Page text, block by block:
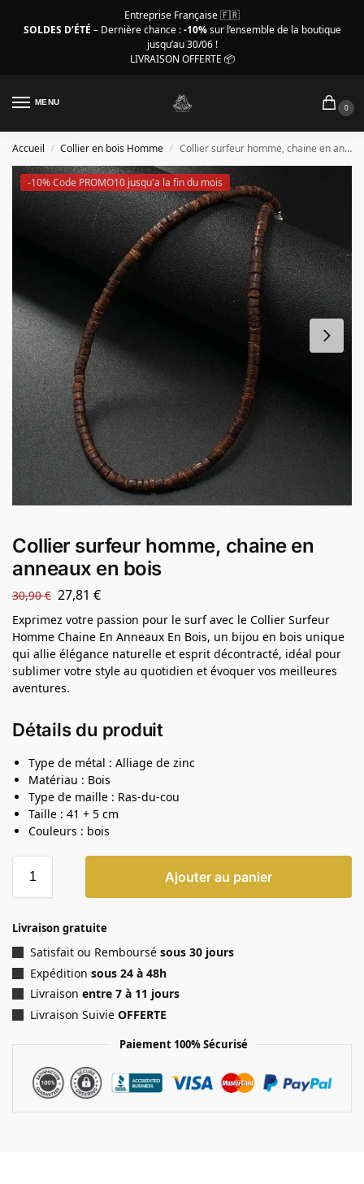
Entreprise Française 🇫🇷
SOLDES D’ÉTÉ – Dernière chance :-10%sur l’ensemble de la boutique
jusqu’au 30/06 !
LIVRAISON OFFERTE 📦
MENU
0
Accueil / Collier en bois Homme / Collier surfeur homme, chaine en anneaux en bois
-10% Code PROMO10 jusqu'a la fin du mois
Collier surfeur homme, chaine en
anneaux en bois
30,90€ 27,81 €
Exprimez votre passion pour le surf avec le Collier Surfeur
Homme Chaine En Anneaux En Bois, un bijou en bois unique
qui allie élégance naturelle et esprit décontracté, idéal pour
sublimer votre style au quotidien et évoquer vos meilleures
aventures.
Détails du produit
Type de métal : Alliage de zinc
Matériau : Bois
Type de maille : Ras-du-cou
Taille : 41 + 5 cm
Couleurs : bois
Ajouter au panier
Livraison gratuite
Satisfait ou Remboursé sous 30 jours
Expédition sous 24 à 48h
Livraison entre 7 à 11 jours
Livraison Suivie OFFERTE
Paiement 100% Sécurisé